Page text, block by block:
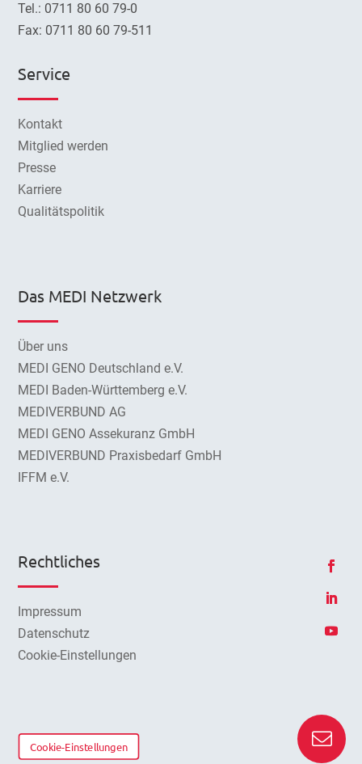
Cookie-Einstellungen
Tel.: 0711 80 60 79-0
Fax: 0711 80 60 79-511
Service
Kontakt
Mitglied werden
Presse
Karriere
Qualitätspolitik
Das MEDI Netzwerk
Über uns
MEDI GENO Deutschland e.V.
MEDI Baden-Württemberg e.V.
MEDIVERBUND AG
MEDI GENO Assekuranz GmbH
MEDIVERBUND Praxisbedarf GmbH
IFFM e.V.
Rechtliches
Impressum
Datenschutz
Cookie-Einstellungen